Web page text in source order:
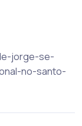
jorge-se-
no-santo-